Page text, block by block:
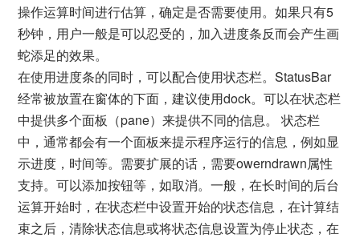
操作运算时间进行估算，确定是否需要使用。如果只有5
秒钟，用户一般是可以忍受的，加入进度条反而会产生画
蛇添足的效果。
在使用进度条的同时，可以配合使用状态栏。StatusBar
经常被放置在窗体的下面，建议使用dock。可以在状态栏
中提供多个面板（pane）来提供不同的信息。 状态栏
中，通常都会有一个面板来提示程序运行的信息，例如显
示进度，时间等。需要扩展的话，需要owerndrawn属性
支持。可以添加按钮等，如取消。一般，在长时间的后台
运算开始时，在状态栏中设置开始的状态信息，在计算结
束之后，清除状态信息或将状态信息设置为停止状态，在